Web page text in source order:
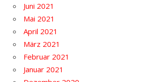
Juni 2021
Mai 2021
April 2021
März 2021
Februar 2021
Januar 2021